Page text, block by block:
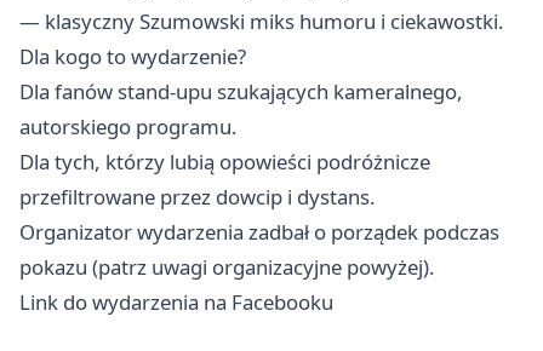
— klasyczny Szumowski miks humoru i ciekawostki.
Dla kogo to wydarzenie?
Dla fanów stand-upu szukających kameralnego,
autorskiego programu.
Dla tych, którzy lubią opowieści podróżnicze
przefiltrowane przez dowcip i dystans.
Organizator wydarzenia zadbał o porządek podczas
pokazu (patrz uwagi organizacyjne powyżej).
Link do wydarzenia na Facebooku